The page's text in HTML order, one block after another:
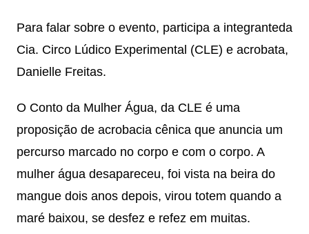
Para falar sobre o evento, participa a integranteda
Cia. Circo Lúdico Experimental (CLE) e acrobata,
Danielle Freitas.
O Conto da Mulher Água, da CLE é uma
proposição de acrobacia cênica que anuncia um
percurso marcado no corpo e com o corpo. A
mulher água desapareceu, foi vista na beira do
mangue dois anos depois, virou totem quando a
maré baixou, se desfez e refez em muitas.